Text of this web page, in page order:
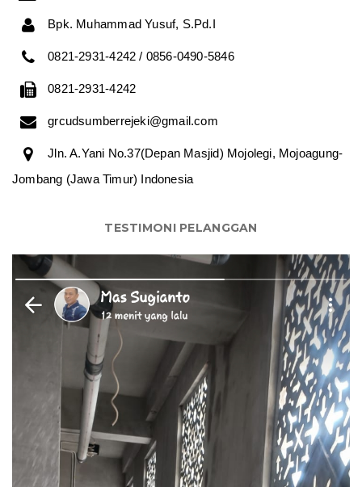
Bpk. Muhammad Yusuf, S.Pd.I
0821-2931-4242 / 0856-0490-5846
0821-2931-4242
grcudsumberrejeki@gmail.com
Jln. A.Yani No.37(Depan Masjid) Mojolegi, Mojoagung-
Jombang (Jawa Timur) Indonesia
TESTIMONI PELANGGAN